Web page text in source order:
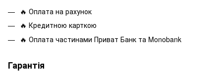
🔥 Оплата на рахунок
🔥 Кредитною карткою
🔥 Оплата частинами Приват Банк та Monobank
Гарантія